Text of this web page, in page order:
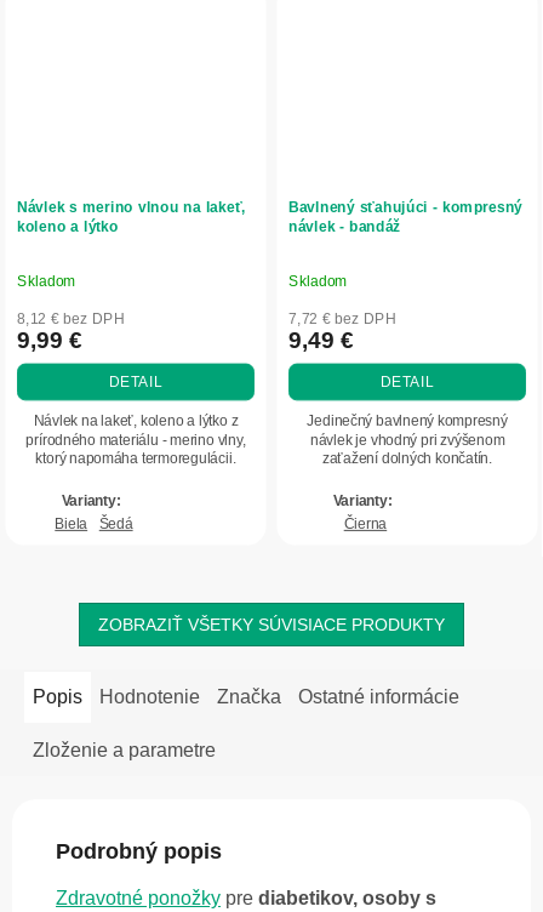
Návlek s merino vlnou na lakeť,
koleno a lýtko
Priemerné
hodnotenie
produktu
je
4,5
5
hviezdičiek.
Skladom
8,12 € bez DPH
9,99 €
DETAIL
Návlek na lakeť, koleno a lýtko z
prírodného materiálu - merino vlny,
ktorý napomáha termoregulácii.
Biela Šedá
Bavlnený sťahujúci - kompresný
návlek - bandáž
Priemerné
hodnotenie
produktu
je
4,7
hviezdičiek.
Skladom
7,72 € bez DPH
9,49 €
DETAIL
Jedinečný bavlnený kompresný
návlek je vhodný pri zvýšenom
zaťažení dolných končatín.
Čierna
ZOBRAZIŤ VŠETKY SÚVISIACE PRODUKTY
Popis Hodnotenie Značka Ostatné informácie
Zloženie a parametre
Podrobný popis
Zdravotné ponožky pre diabetikov, osoby s